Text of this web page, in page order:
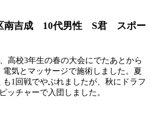
南吉成 10代男性 S君 スポー
高校3年生の春の大会にでたあとから
電気とマッサージで施術しました。夏
1回戦でやぶれましたが、秋にドラフ
ッチャーで入団しました。